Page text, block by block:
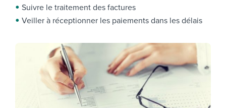
Suivre le traitement des factures
Veiller à réceptionner les paiements dans les délais